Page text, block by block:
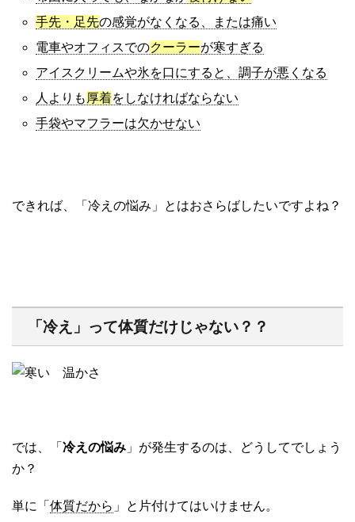
手先・足先の感覚がなくなる、または痛い
電車やオフィスでのクーラーが寒すぎる
アイスクリームや氷を口にすると、調子が悪くなる
人よりも 厚着をしなければならない
手袋やマフラーは欠かせない
できれば、「冷えの悩み」とはおさらばしたいですよね？
「冷え」って体質だけじゃない？？
では、「 冷えの悩み 」が発生するのは、どうしてでしょう
か？
単に「 体質だから 」と片付けてはいけません。